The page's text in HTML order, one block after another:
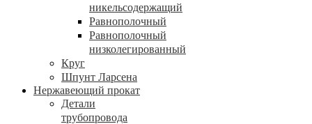
никельсодержащий
Равнополочный
Равнополочный
низколегированный
Круг
Шпунт Ларсена
Нержавеющий прокат
Детали
трубопровода